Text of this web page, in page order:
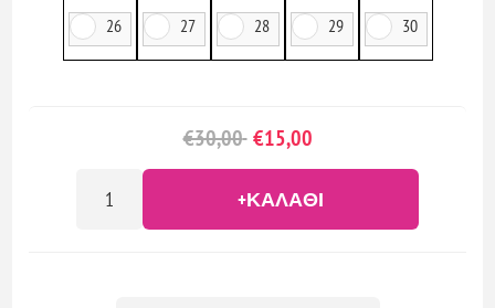
26 27 28 29 30
€30,00 €15,00
+ΚΑΛΆΘΙ